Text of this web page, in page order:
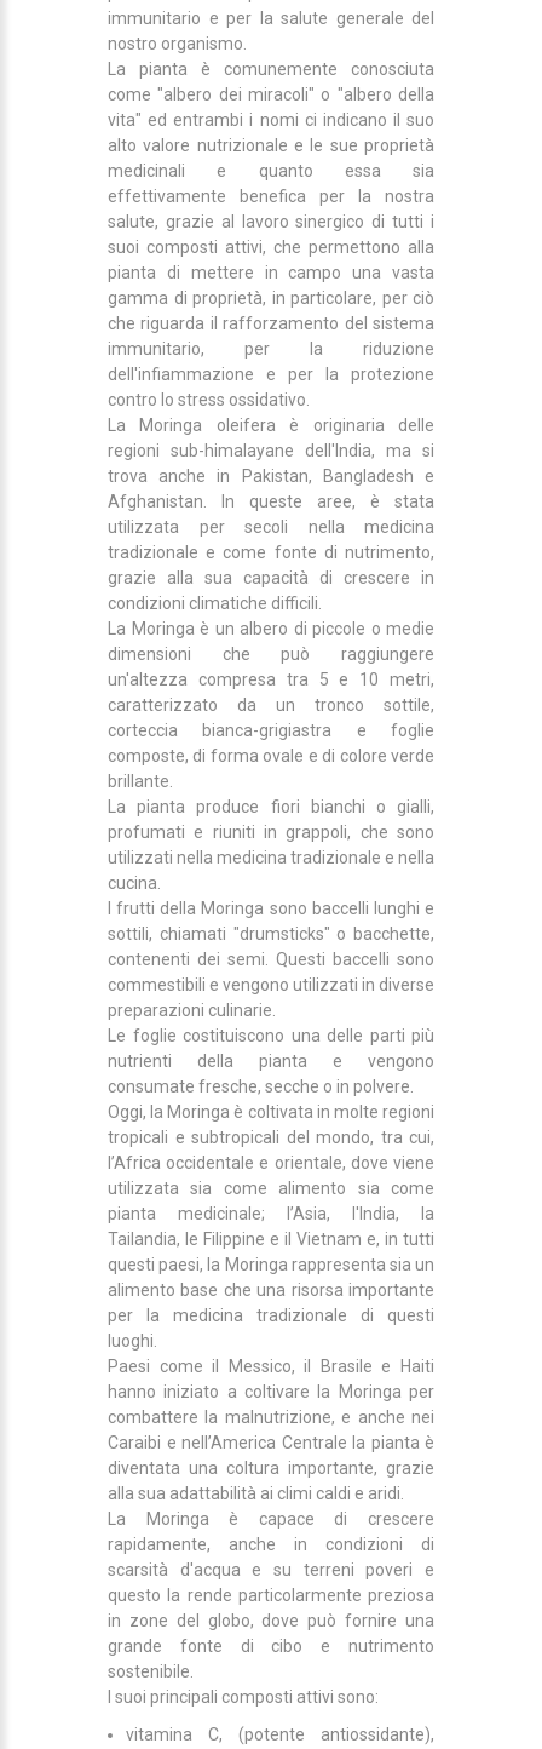
immunitario e per la salute generale del
nostro organismo.
La pianta è comunemente conosciuta
come "albero dei miracoli" o "albero della
vita" ed entrambi i nomi ci indicano il suo
alto valore nutrizionale e le sue proprietà
medicinali e quanto essa sia
effettivamente benefica per la nostra
salute, grazie al lavoro sinergico di tutti i
suoi composti attivi, che permettono alla
pianta di mettere in campo una vasta
gamma di proprietà, in particolare, per ciò
che riguarda il rafforzamento del sistema
immunitario, per la riduzione
dell'infiammazione e per la protezione
contro lo stress ossidativo.
La Moringa oleifera è originaria delle
regioni sub-himalayane dell'India, ma si
trova anche in Pakistan, Bangladesh e
Afghanistan. In queste aree, è stata
utilizzata per secoli nella medicina
tradizionale e come fonte di nutrimento,
grazie alla sua capacità di crescere in
condizioni climatiche difficili.
La Moringa è un albero di piccole o medie
dimensioni che può raggiungere
un'altezza compresa tra 5 e 10 metri,
caratterizzato da un tronco sottile,
corteccia bianca-grigiastra e foglie
composte, di forma ovale e di colore verde
brillante.
La pianta produce fiori bianchi o gialli,
profumati e riuniti in grappoli, che sono
utilizzati nella medicina tradizionale e nella
cucina.
I frutti della Moringa sono baccelli lunghi e
sottili, chiamati "drumsticks" o bacchette,
contenenti dei semi. Questi baccelli sono
commestibili e vengono utilizzati in diverse
preparazioni culinarie.
Le foglie costituiscono una delle parti più
nutrienti della pianta e vengono
consumate fresche, secche o in polvere.
Oggi, la Moringa è coltivata in molte regioni
tropicali e subtropicali del mondo, tra cui,
l’Africa occidentale e orientale, dove viene
utilizzata sia come alimento sia come
pianta medicinale; l’Asia, l'India, la
Tailandia, le Filippine e il Vietnam e, in tutti
questi paesi, la Moringa rappresenta sia un
alimento base che una risorsa importante
per la medicina tradizionale di questi
luoghi.
Paesi come il Messico, il Brasile e Haiti
hanno iniziato a coltivare la Moringa per
combattere la malnutrizione, e anche nei
Caraibi e nell’America Centrale la pianta è
diventata una coltura importante, grazie
alla sua adattabilità ai climi caldi e aridi.
La Moringa è capace di crescere
rapidamente, anche in condizioni di
scarsità d'acqua e su terreni poveri e
questo la rende particolarmente preziosa
in zone del globo, dove può fornire una
grande fonte di cibo e nutrimento
sostenibile.
I suoi principali composti attivi sono:
vitamina C, (potente antiossidante),